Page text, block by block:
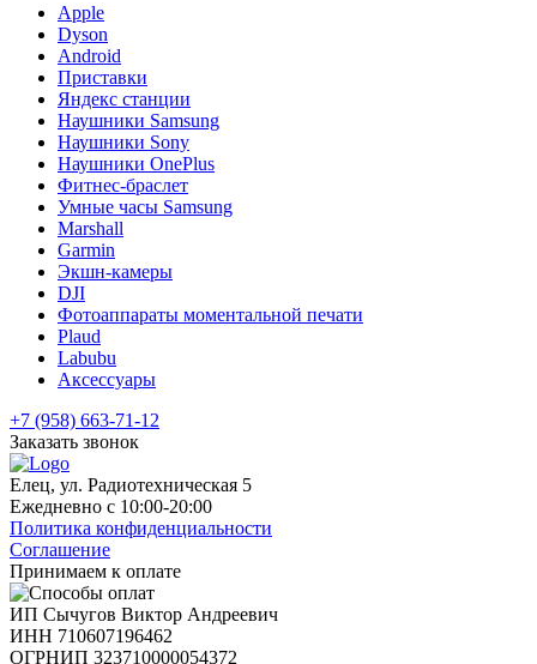
Apple
Dyson
Android
Приставки
Яндекс станции
Наушники Samsung
Наушники Sony
Наушники OnePlus
Фитнес-браслет
Умные часы Samsung
Marshall
Garmin
Экшн-камеры
DJI
Фотоаппараты моментальной печати
Plaud
Labubu
Аксессуары
+7 (958) 663-71-12
Заказать звонок
Елец, ул. Радиотехническая 5
Ежедневно с 10:00-20:00
Политика конфиденциальности
Соглашение
Принимаем к оплате
ИП Сычугов Виктор Андреевич
ИНН 710607196462
ОГРНИП 323710000054372